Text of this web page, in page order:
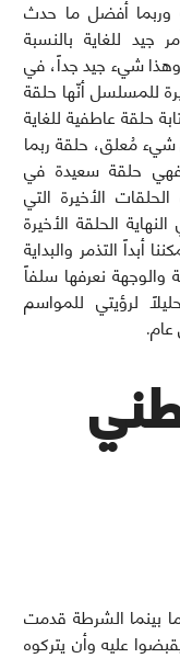
وربما أفضل ما حدث
جيد للغاية بالنسبة
وهذا شيء جيد جداً، في
للمسلسل أنّها حلقة
حلقة عاطفية للغاية
شيء مُعلق، حلقة ربما
فهي حلقة سعيدة في
الأخيرة التي
الحلقة الأخيرة
أبداً التذمر والبداية
نعرفها سلفاً
لرؤيتي للمواسم
بينما الشرطة قدمت
عليه وأن يتركوه